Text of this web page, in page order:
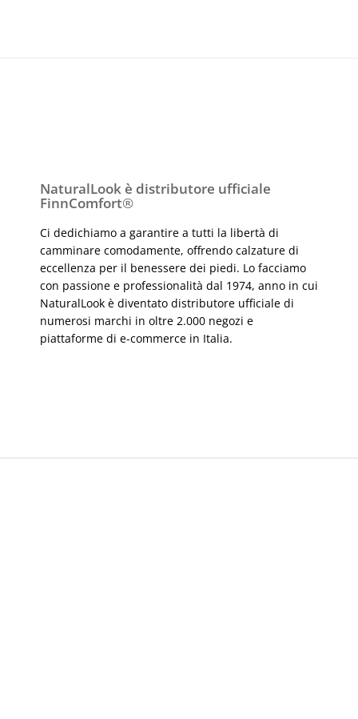
NaturalLook è distributore ufficiale
FinnComfort®
Ci dedichiamo a garantire a tutti la libertà di
camminare comodamente, offrendo calzature di
eccellenza per il benessere dei piedi. Lo facciamo
con passione e professionalità dal 1974, anno in cui
NaturalLook è diventato distributore ufficiale di
numerosi marchi in oltre 2.000 negozi e
piattaforme di e-commerce in Italia.